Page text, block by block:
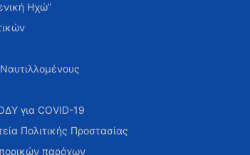
Ηχώ”
για COVID-19
Πολιτικής Προστασίας
παρόχων